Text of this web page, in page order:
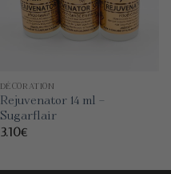
DÉCORATION
Rejuvenator 14 ml –
Sugarflair
3.10€